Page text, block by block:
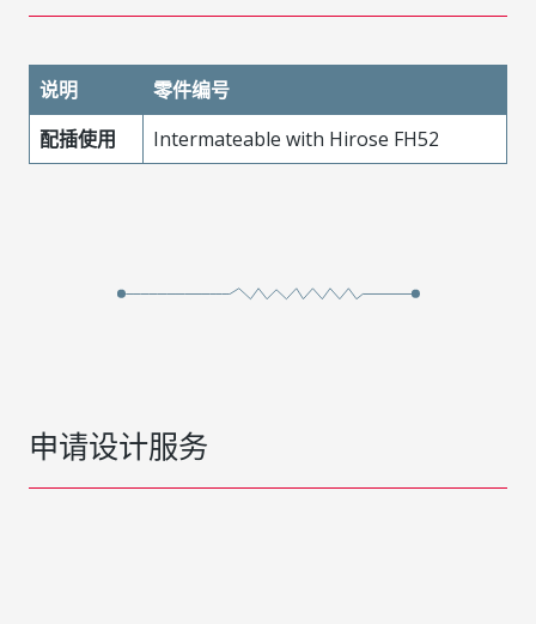
说明
零件编号
配插使用
Intermateable with Hirose FH52
申请设计服务